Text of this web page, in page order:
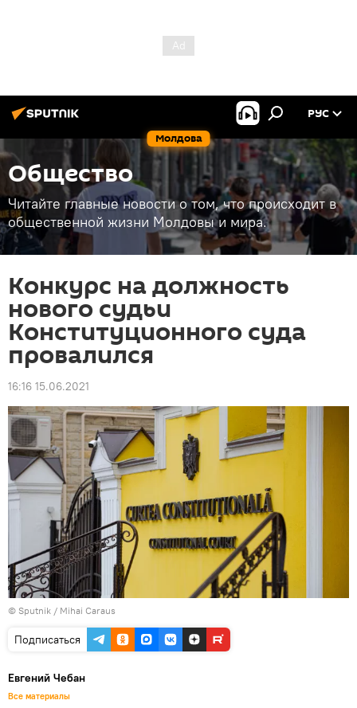
Молдова
РУС
Общество
Читайте главные новости о том, что происходит в
общественной жизни Молдовы и мира.
Конкурс на должность
нового судьи
Конституционного суда
провалился
16:16 15.06.2021
© Sputnik / Mihai Caraus
Подписаться
Евгений Чебан
Все материалы